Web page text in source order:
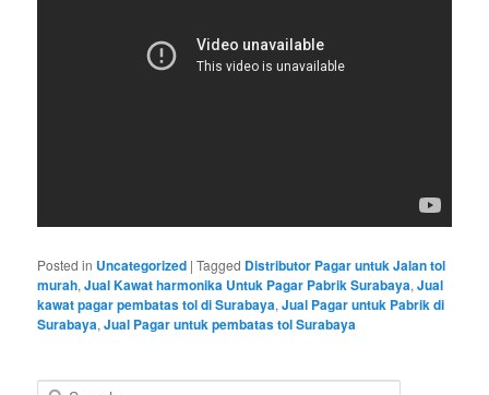
Posted in Uncategorized |Tagged Distributor Pagar untuk Jalan tol
murah,Jual Kawat harmonika Untuk Pagar Pabrik Surabaya,Jual
kawat pagar pembatas tol di Surabaya,Jual Pagar untuk Pabrik di
Surabaya,Jual Pagar untuk pembatas tol Surabaya